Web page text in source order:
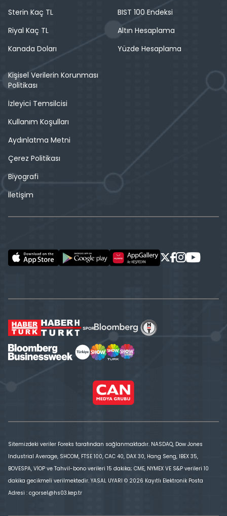
Sterin Kaç TL
Riyal Kaç TL
Kanada Doları
BIST 100 Endeksi
Altın Hesaplama
Yüzde Hesaplama
Kişisel Verilerin Korunması
Politikası
İzleyici Temsilcisi
Kullanım Koşulları
Aydınlatma Metni
Çerez Politikası
Biyografi
İletişim
Sitemizdeki veriler Foreks tarafından sağlanmaktadır. NASDAQ, Dow Jones
Industrial Average, SHCOM, FTSE 100, CAC 40, DAX 30, Hang Seng, IBEX 35,
BOVESPA, VİOP ve Tahvil-bono verileri 15 dakika; CME, NYMEX VE S&P verileri 10
dakika gecikmeli verilmektedir. YASAL UYARI © 2026 Kayıtlı Elektronik Posta
Adresi : cgorsel@hs03.kep.tr